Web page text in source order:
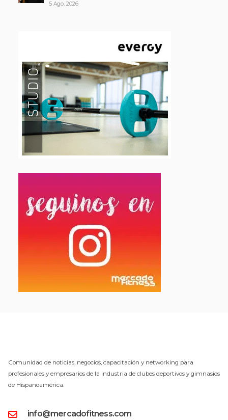
5 Ago, 2026
Comunidad de noticias, negocios, capacitación y networking para
profesionales y empresarios de la industria de clubes deportivos y gimnasios
de Hispanoamérica.
info@mercadofitness.com